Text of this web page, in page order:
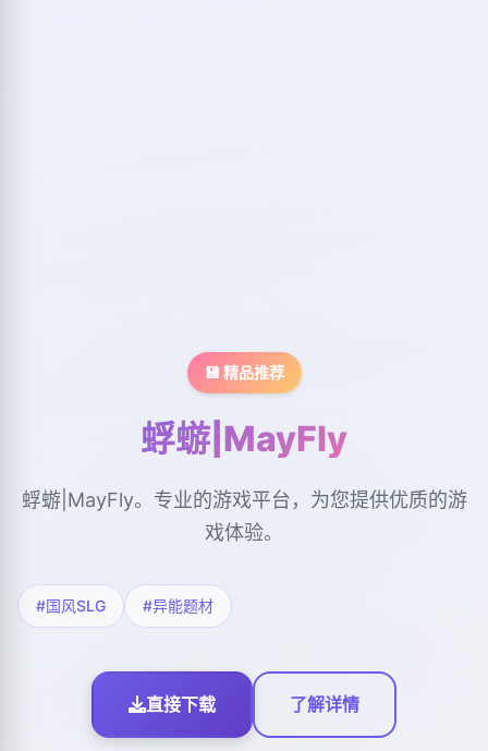
💾 精品推荐
蜉蝣|MayFly
蜉蝣|MayFly。专业的游戏平台，为您提供优质的游
戏体验。
#国风SLG #异能题材
直接下载 了解详情